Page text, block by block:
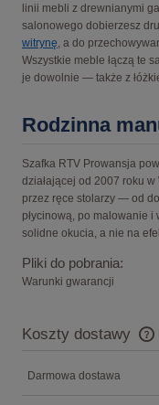
linii mebli z drewnianymi
salonowego dobierzesz
witrynę , a do
Wszystkie meble łączą te
je dowolnie — także z
Rodzinna
Szafka RTV Prowansja
działającej od 2007 roku
przez ręce stolarzy — od
płycinową, po malowanie
solidne okucia, a nie na
Pliki do pobrania:
Warunki gwarancji
Koszty dostawy
Cena nie zawiera
Darmowa dostawa